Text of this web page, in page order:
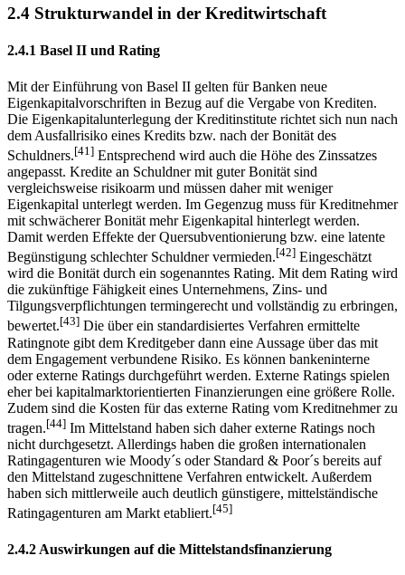
2.4 Strukturwandel in der Kreditwirtschaft
2.4.1 Basel II und Rating
Mit der Einführung von Basel II gelten für Banken neue
Eigenkapitalvorschriften in Bezug auf die Vergabe von Krediten.
Die Eigenkapitalunterlegung der Kreditinstitute richtet sich nun nach
dem Ausfallrisiko eines Kredits bzw. nach der Bonität des
Schuldners.[41] Entsprechend wird auch die Höhe des Zinssatzes
angepasst. Kredite an Schuldner mit guter Bonität sind
vergleichsweise risikoarm und müssen daher mit weniger
Eigenkapital unterlegt werden. Im Gegenzug muss für Kreditnehmer
mit schwächerer Bonität mehr Eigenkapital hinterlegt werden.
Damit werden Effekte der Quersubventionierung bzw. eine latente
Begünstigung schlechter Schuldner vermieden.[42] Eingeschätzt
wird die Bonität durch ein sogenanntes Rating. Mit dem Rating wird
die zukünftige Fähigkeit eines Unternehmens, Zins- und
Tilgungsverpflichtungen termingerecht und vollständig zu erbringen,
bewertet.[43] Die über ein standardisiertes Verfahren ermittelte
Ratingnote gibt dem Kreditgeber dann eine Aussage über das mit
dem Engagement verbundene Risiko. Es können bankeninterne
oder externe Ratings durchgeführt werden. Externe Ratings spielen
eher bei kapitalmarktorientierten Finanzierungen eine größere Rolle.
Zudem sind die Kosten für das externe Rating vom Kreditnehmer zu
tragen.[44] Im Mittelstand haben sich daher externe Ratings noch
nicht durchgesetzt. Allerdings haben die großen internationalen
Ratingagenturen wie Moody´s oder Standard & Poor´s bereits auf
den Mittelstand zugeschnittene Verfahren entwickelt. Außerdem
haben sich mittlerweile auch deutlich günstigere, mittelständische
Ratingagenturen am Markt etabliert.[45]
2.4.2 Auswirkungen auf die Mittelstandsfinanzierung